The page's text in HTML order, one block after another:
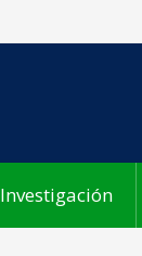
Investigación